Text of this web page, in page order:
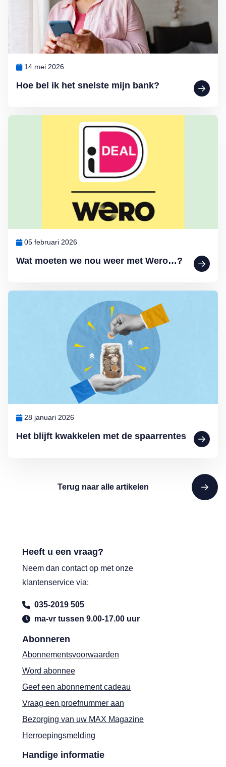
Hoe bel ik het snelste mijn bank?
14 mei 2026
Wat moeten we nou weer met Wero…?
05 februari 2026
Lees meer over Wat moeten we nou weer met Wero…?
Het blijft kwakkelen met de spaarrentes
28 januari 2026
Lees meer over Het blijft kwakkelen met de spaarrentes
Terug naar alle artikelen
Abonneren
Abonnementsvoorwaarden
Word abonnee
Geef een abonnement cadeau
Vraag een proefnummer aan
Bezorging van uw MAX Magazine
Herroepingsmelding
Handige informatie
Heeft u een vraag?
Neem dan contact op met onze
klantenservice via:
035-2019 505
ma-vr tussen 9.00-17.00 uur